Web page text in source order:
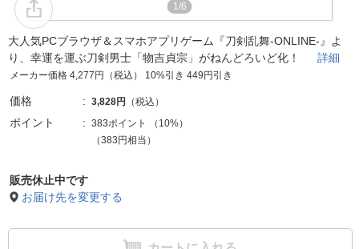
1/6
大人気PCブラウザ＆スマホアプリゲーム『刀剣乱舞-ONLINE-』よ
り、幸運を運ぶ刀剣男士「物吉貞宗」がねんどろいど化！ 詳細
メーカー価格 4,277円（税込） 10%引き 449円引き
価格 3,828円 （税込）
ポイント 383ポイント （ 10%）
（383円相当）
販売休止中です
お届け先を変更する